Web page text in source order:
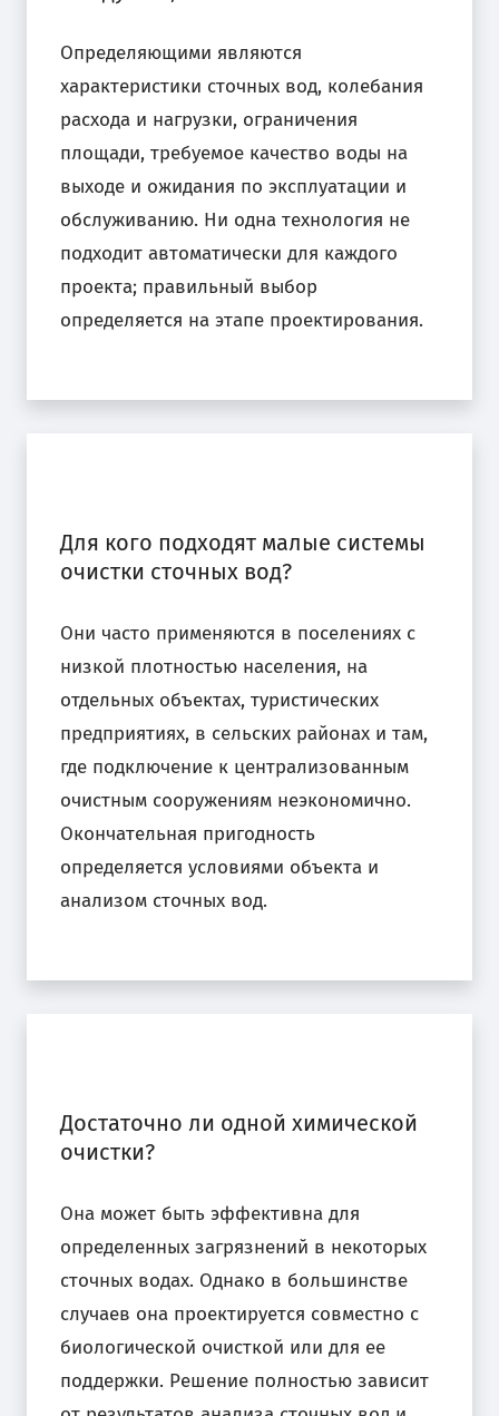
Определяющими являются
характеристики сточных вод, колебания
расхода и нагрузки, ограничения
площади, требуемое качество воды на
выходе и ожидания по эксплуатации и
обслуживанию. Ни одна технология не
подходит автоматически для каждого
проекта; правильный выбор
определяется на этапе проектирования.
Для кого подходят малые системы
очистки сточных вод?
Они часто применяются в поселениях с
низкой плотностью населения, на
отдельных объектах, туристических
предприятиях, в сельских районах и там,
где подключение к централизованным
очистным сооружениям неэкономично.
Окончательная пригодность
определяется условиями объекта и
анализом сточных вод.
Достаточно ли одной химической
очистки?
Она может быть эффективна для
определенных загрязнений в некоторых
сточных водах. Однако в большинстве
случаев она проектируется совместно с
биологической очисткой или для ее
поддержки. Решение полностью зависит